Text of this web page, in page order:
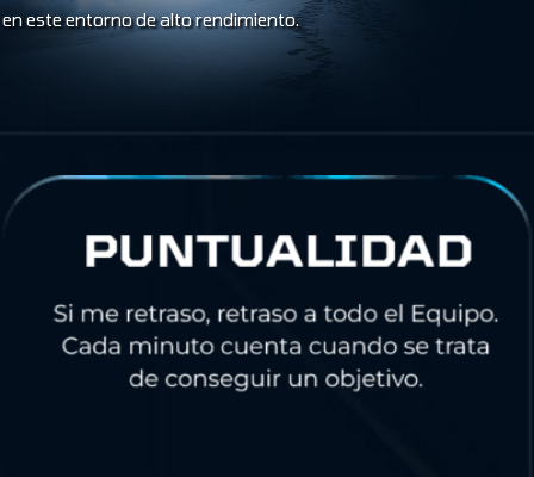
en este entorno de alto rendimiento.